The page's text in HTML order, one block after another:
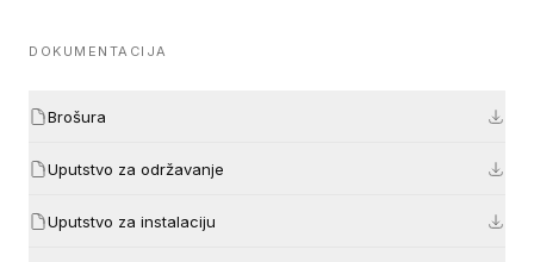
DOKUMENTACIJA
Brošura
Uputstvo za održavanje
Uputstvo za instalaciju